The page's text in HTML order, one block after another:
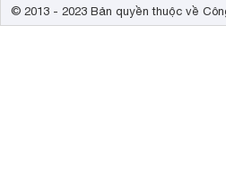
© 2013 - 2023 Bản quyền thuộc về